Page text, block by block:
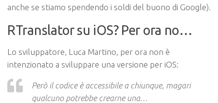
anche se stiamo spendendo i soldi del buono di Google).
RTranslator su iOS? Per ora no…
Lo sviluppatore, Luca Martino, per ora non è
intenzionato a sviluppare una versione per iOS:
Però il codice è accessibile a chiunque, magari
qualcuno potrebbe crearne una…